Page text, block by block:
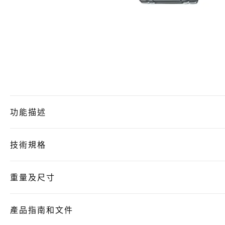
功能描述
技術規格
重量及尺寸
產品指南和文件